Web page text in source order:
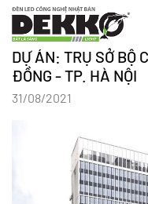
DỰ ÁN: TRỤ SỞ BỘ
ĐỒNG - TP. HÀ NỘI
31/08/2021